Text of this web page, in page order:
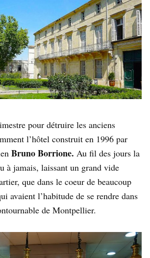
pour détruire les anciens
l’hôtel construit en 1996 par
Bruno Borrione. Au fil des jours la
à jamais, laissant un grand vide
que dans le coeur de beaucoup
avaient l’habitude de se rendre dans
de Montpellier.